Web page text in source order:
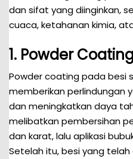
dan sifat yang diinginkan,
cuaca, ketahanan kimia,
1. Powder
Powder coating pada besi
memberikan perlindungan
dan meningkatkan daya
melibatkan pembersihan
dan karat, lalu aplikasi
Setelah itu, besi yang